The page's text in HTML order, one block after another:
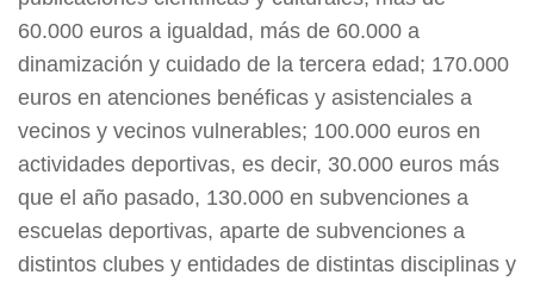
60.000 euros a igualdad, más de 60.000 a
dinamización y cuidado de la tercera edad; 170.000
euros en atenciones benéficas y asistenciales a
vecinos y vecinos vulnerables; 100.000 euros en
actividades deportivas, es decir, 30.000 euros más
que el año pasado, 130.000 en subvenciones a
escuelas deportivas, aparte de subvenciones a
distintos clubes y entidades de distintas disciplinas y